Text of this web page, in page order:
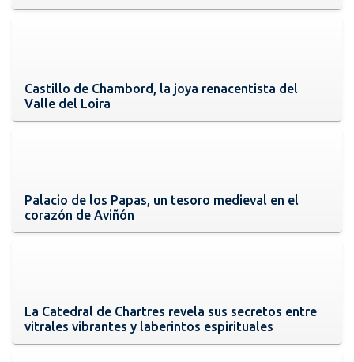
Castillo de Chambord, la joya renacentista del
Valle del Loira
Palacio de los Papas, un tesoro medieval en el
corazón de Aviñón
La Catedral de Chartres revela sus secretos entre
vitrales vibrantes y laberintos espirituales